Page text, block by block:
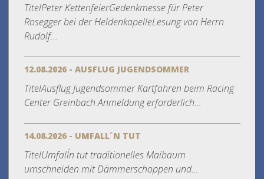
TitelPeter KettenfeierGedenkmesse für Peter
Rosegger bei der HeldenkapelleLesung von Herrn
Rudolf...
12.08.2026 - AUSFLUG JUGENDSOMMER
TitelAusflug Jugendsommer Kartfahren beim Racing
Center Greinbach Anmeldung erforderlich...
14.08.2026 - UMFALL´N TUT
TitelUmfall´n tut traditionelles Maibaum
umschneiden mit Dämmerschoppen und...